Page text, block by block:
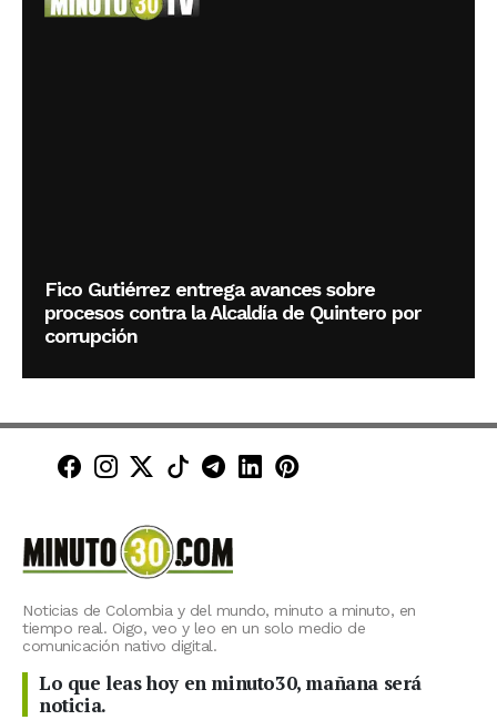
Fico Gutiérrez entrega avances sobre
procesos contra la Alcaldía de Quintero por
corrupción
Minuto30 en Facebook
Minuto30 en Instagram
Minuto30 en X (Twitter)
Minuto30 en TikTok
Canal de Minuto30 en
Minuto30 en LinkedIn
Minuto30 en
Noticias de Colombia y del mundo, minuto a minuto, en
tiempo real. Oigo, veo y leo en un solo medio de
comunicación nativo digital.
Lo que leas hoy en minuto30, mañana será
noticia.